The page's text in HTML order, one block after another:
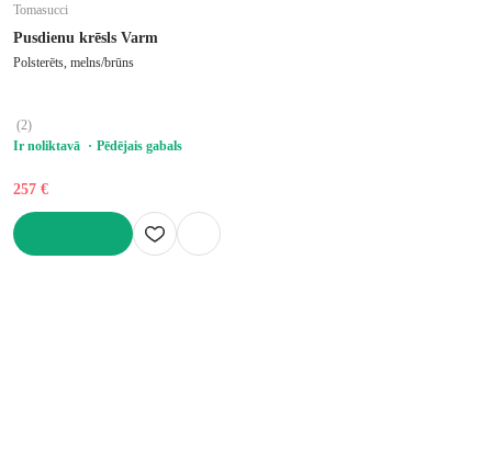
Tomasucci
Pusdienu krēsls Varm
Polsterēts, melns/brūns
(2)
Ir noliktavā
Pēdējais gabals
257 €